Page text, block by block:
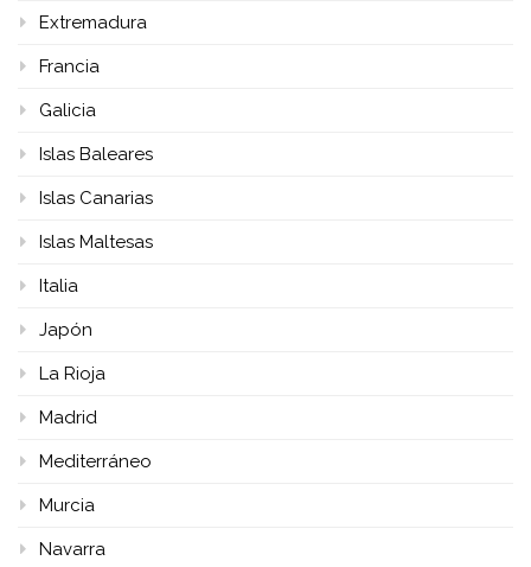
Extremadura
Francia
Galicia
Islas Baleares
Islas Canarias
Islas Maltesas
Italia
Japón
La Rioja
Madrid
Mediterráneo
Murcia
Navarra